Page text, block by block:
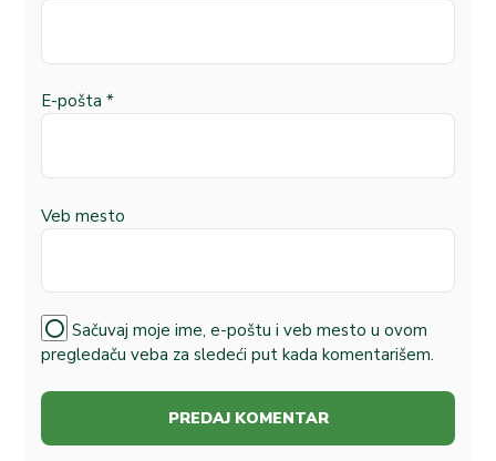
E-pošta *
Veb mesto
Sačuvaj moje ime, e-poštu i veb mesto u ovom
pregledaču veba za sledeći put kada komentarišem.